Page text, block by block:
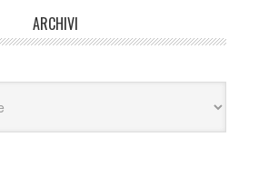
ARCHIVI